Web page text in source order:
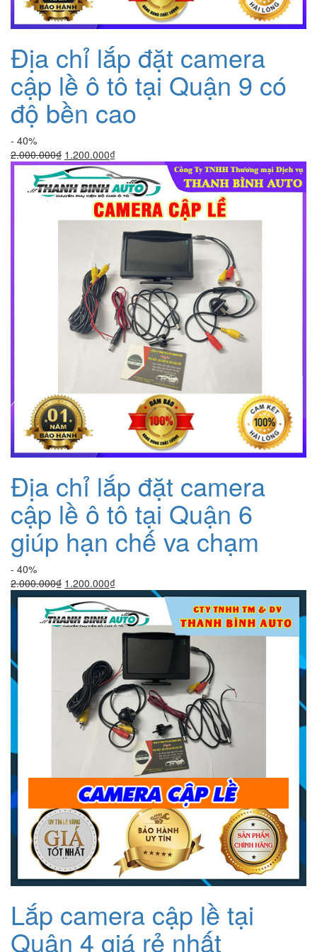
Địa chỉ lắp đặt camera
cập lề ô tô tại Quận 9 có
độ bền cao
- 40%
2.000.000₫ Giá
gốc
là:
2.000.000₫.
1.200.000₫Giá
hiện
tại
là:
1.200.000₫.
Địa chỉ lắp đặt camera
cập lề ô tô tại Quận 6
giúp hạn chế va chạm
- 40%
2.000.000₫ Giá
gốc
là:
2.000.000₫.
1.200.000₫Giá
hiện
tại
là:
1.200.000₫.
Lắp camera cập lề tại
Quận 4 giá rẻ nhất